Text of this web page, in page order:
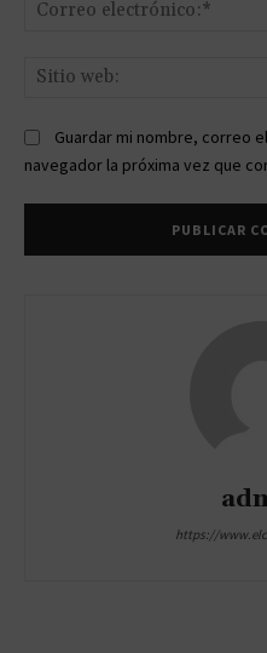
Guardar mi nombre, correo
navegador la próxima vez que
https://